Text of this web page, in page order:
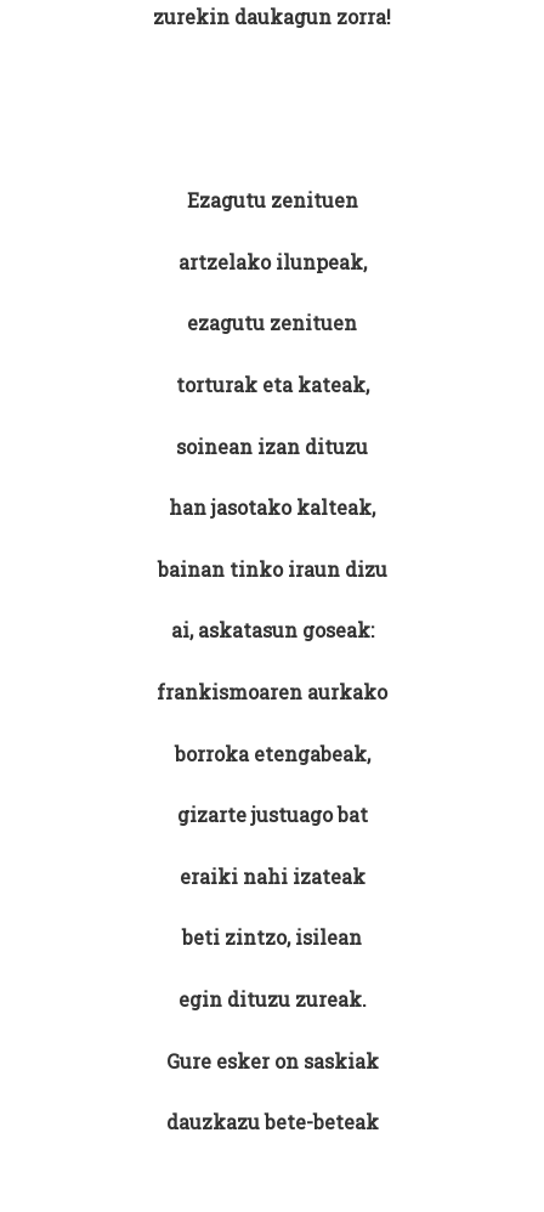
zurekin daukagun zorra!
Ezagutu zenituen
artzelako ilunpeak,
ezagutu zenituen
torturak eta kateak,
soinean izan dituzu
han jasotako kalteak,
bainan tinko iraun dizu
ai, askatasun goseak:
frankismoaren aurkako
borroka etengabeak,
gizarte justuago bat
eraiki nahi izateak
beti zintzo, isilean
egin dituzu zureak.
Gure esker on saskiak
dauzkazu bete-beteak